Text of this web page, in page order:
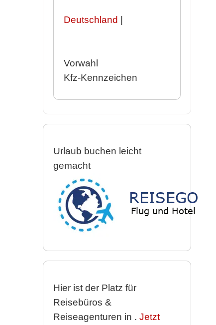
Deutschland
Vorwahl
Kfz-Kennzeichen
Urlaub buchen leicht
gemacht
Hier ist der Platz für
Reisebüros &
Reiseagenturen in . Jetzt